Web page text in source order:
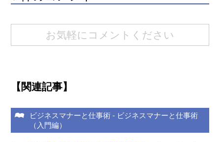
お気軽にコメントください
【関連記事】
ビジネスマナーと仕事術 - ビジネスマナーと仕事術
（入門編）